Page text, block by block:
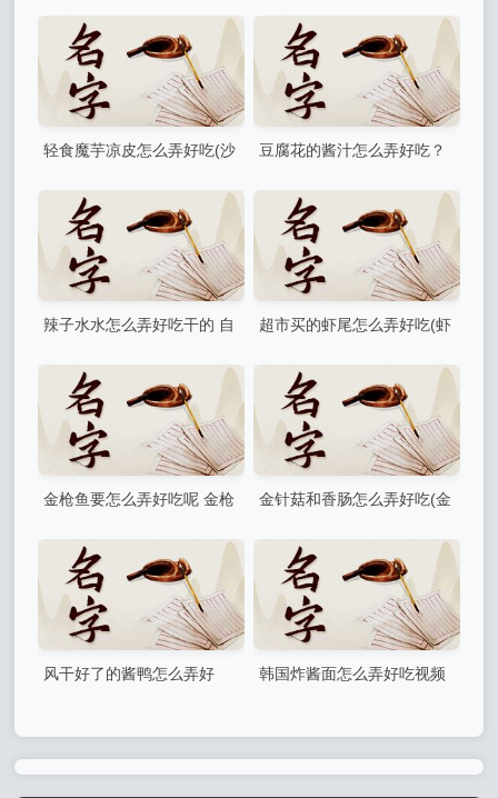
轻食魔芋凉皮怎么弄好吃(沙
豆腐花的酱汁怎么弄好吃？
辣子水水怎么弄好吃干的 自
超市买的虾尾怎么弄好吃(虾
金枪鱼要怎么弄好吃呢 金枪
金针菇和香肠怎么弄好吃(金
风干好了的酱鸭怎么弄好
韩国炸酱面怎么弄好吃视频